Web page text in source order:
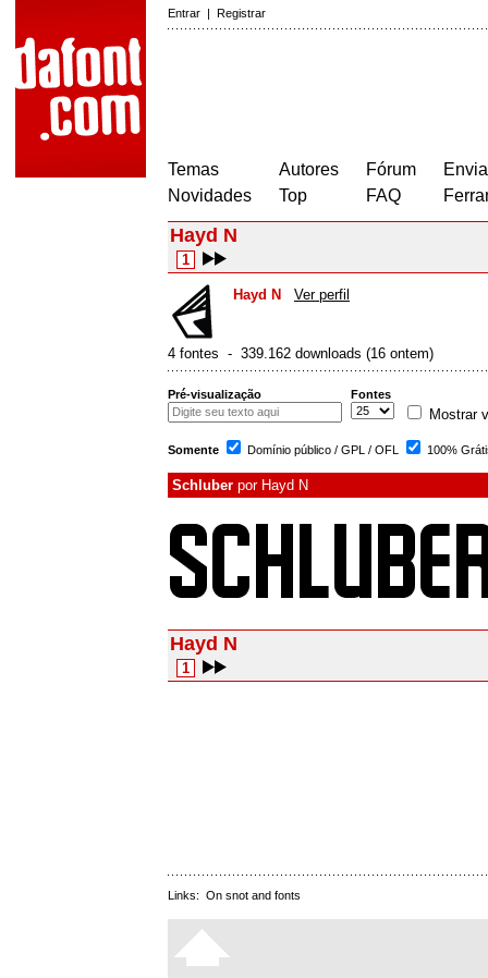
Entrar | Registrar
Temas
Novidades
Autores
Top
Fórum
FAQ
Hayd N
1
Hayd N Ver perfil
4 fontes - 339.162 downloads (16 ontem)
Pré-visualização Fontes
Mostrar
Somente Domínio público / GPL / OFL 100%
Schluber por Hayd N
Hayd N
1
Links: On snot and fonts